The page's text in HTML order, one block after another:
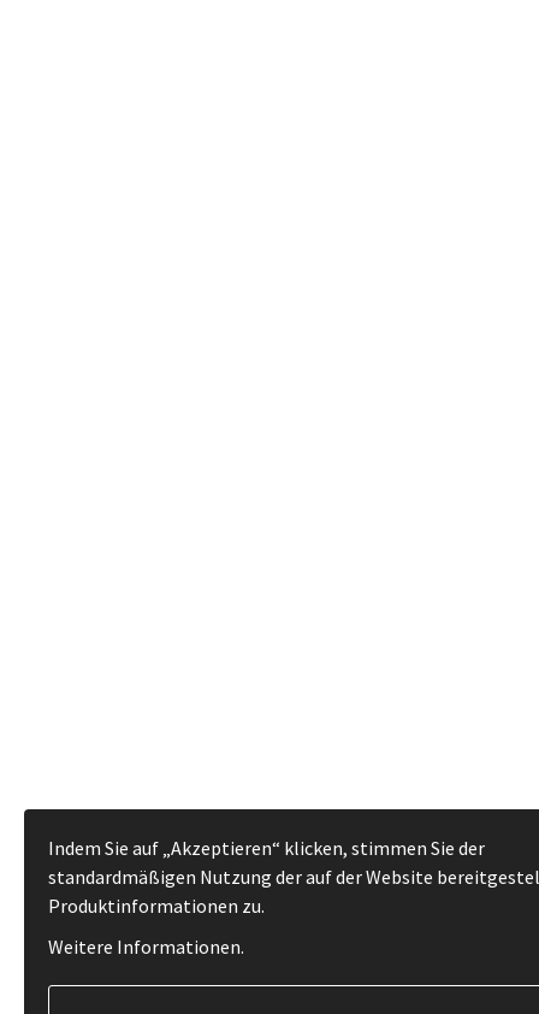
Indem Sie auf „Akzeptieren“ klicken, stimmen Sie der
standardmäßigen Nutzung der auf der Website
Produktinformationen zu.
Weitere Informationen.